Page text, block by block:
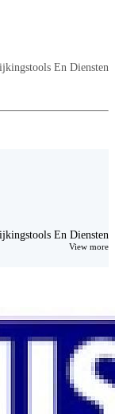
En Diensten
En Diensten
View more